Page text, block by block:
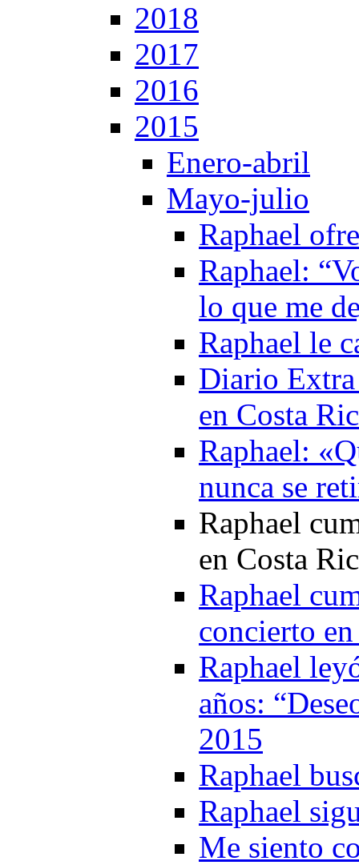
2018
2017
2016
2015
Enero-abril
Mayo-julio
Raphael
Raphael:
lo que me
Raphael le
Diario Extra
en Costa
Raphael:
nunca se
Raphael
en Costa
Raphael
concierto
Raphael
años:
2015
Raphael
Raphael
Me siento